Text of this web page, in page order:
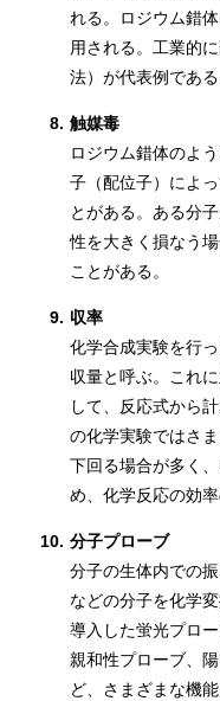
れる。ロジウム錯
用される。工業的
法）が代表例である
8. 触媒毒
ロジウム錯体のよ
子（配位子）によ
とがある。ある分
性を大きく損なう
ことがある。
9. 収率
化学合成実験を行
収量と呼ぶ。これ
して、反応式から
の化学実験ではさ
下回る場合が多く
め、化学反応の効率
10. 分子プローブ
分子の生体内での
などの分子を化学
導入した蛍光プロ
親和性プローブ、
ど、さまざまな機